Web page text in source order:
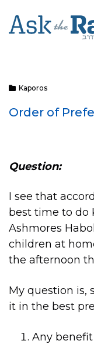
Kaporos
Order of
Question:
I see that
best time to do
Ashmores
children at
the afternoon
My question is,
it in the best
Any